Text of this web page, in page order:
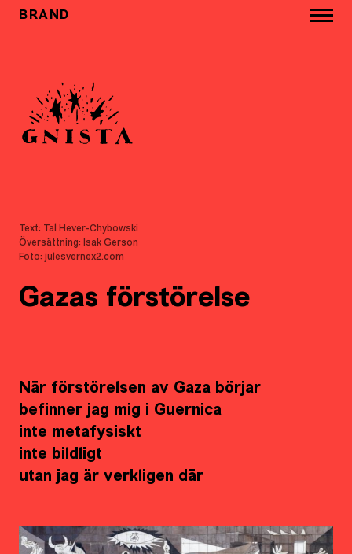
BRAND
Text: Tal Hever-Chybowski
Översättning: Isak Gerson
Foto: julesvernex2.com
Gazas förstörelse
När förstörelsen av Gaza börjar
befinner jag mig i Guernica
inte metafysiskt
inte bildligt
utan jag är verkligen där